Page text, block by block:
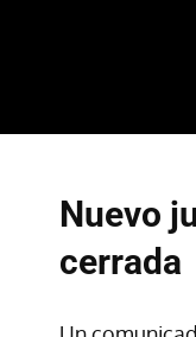
Nuevo
cerrada